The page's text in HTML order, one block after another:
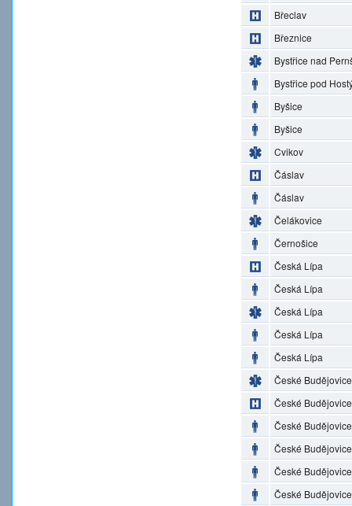
Břeclav
Březnice
Bystřice nad
Bystřice pod
Byšice
Byšice
Cvikov
Čáslav
Čáslav
Čelákovice
Černošice
Česká Lípa
Česká Lípa
Česká Lípa
Česká Lípa
Česká Lípa
České Budějovice
České Budějovice
České Budějovice
České Budějovice
České Budějovice
České Budějovice